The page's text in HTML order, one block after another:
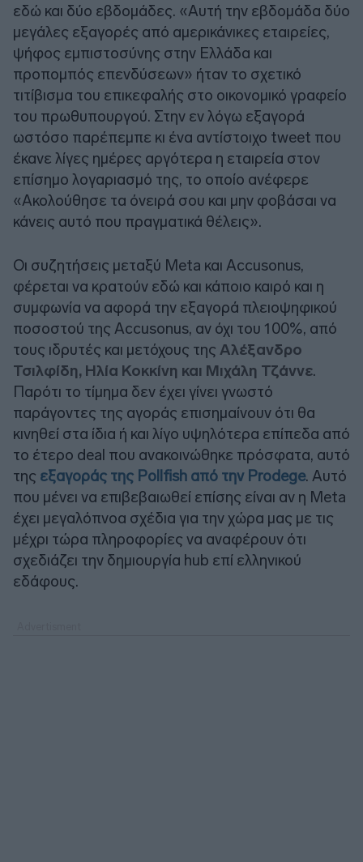
εδώ και δύο εβδομάδες. «Αυτή την εβδομάδα δύο
μεγάλες εξαγορές από αμερικάνικες εταιρείες,
ψήφος εμπιστοσύνης στην Ελλάδα και
προπομπός επενδύσεων» ήταν το σχετικό
τιτίβισμα του επικεφαλής στο οικονομικό γραφείο
του πρωθυπουργού. Στην εν λόγω εξαγορά
ωστόσο παρέπεμπε κι ένα αντίστοιχο tweet που
έκανε λίγες ημέρες αργότερα η εταιρεία στον
επίσημο λογαριασμό της, το οποίο ανέφερε
«Ακολούθησε τα όνειρά σου και μην φοβάσαι να
κάνεις αυτό που πραγματικά θέλεις».
Οι συζητήσεις μεταξύ Meta και Accusonus,
φέρεται να κρατούν εδώ και κάποιο καιρό και η
συμφωνία να αφορά την εξαγορά πλειοψηφικού
ποσοστού της Accusonus, αν όχι του 100%, από
τους ιδρυτές και μετόχους της Αλέξανδρο
Τσιλφίδη, Ηλία Κοκκίνη και Μιχάλη Τζάννε.
Παρότι το τίμημα δεν έχει γίνει γνωστό
παράγοντες της αγοράς επισημαίνουν ότι θα
κινηθεί στα ίδια ή και λίγο υψηλότερα επίπεδα από
το έτερο deal που ανακοινώθηκε πρόσφατα, αυτό
της εξαγοράς της Pollfish από την Prodege. Αυτό
που μένει να επιβεβαιωθεί επίσης είναι αν η Meta
έχει μεγαλόπνοα σχέδια για την χώρα μας με τις
μέχρι τώρα πληροφορίες να αναφέρουν ότι
σχεδιάζει την δημιουργία hub επί ελληνικού
εδάφους.